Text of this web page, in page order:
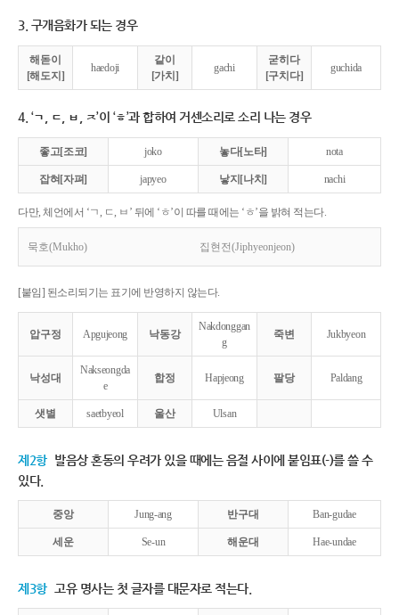
3. 구개음화가 되는 경우
해돋이
[해도지]
haedoji
같이
[가치]
gachi
굳히다
[구치다]
guchida
4. ‘ㄱ, ㄷ, ㅂ, ㅈ’이 ‘ㅎ’과 합하여 거센소리로 소리 나는 경우
좋고[조코] joko 놓다[노타] nota
잡혀[자펴] japyeo 낳지[나치] nachi
다만, 체언에서 ‘ㄱ, ㄷ, ㅂ’ 뒤에 ‘ㅎ’이 따를 때에는 ‘ㅎ’을 밝혀 적는다.
묵호(Mukho) 집현전(Jiphyeonjeon)
[붙임] 된소리되기는 표기에 반영하지 않는다.
압구정 Apgujeong 낙동강
Nakdonggan
g
죽변 Jukbyeon
낙성대
Nakseongda
e
합정 Hapjeong 팔당 Paldang
샛별 saetbyeol 울산 Ulsan
제2항 발음상 혼동의 우려가 있을 때에는 음절 사이에 붙임표(-)를 쓸 수
있다.
중앙 Jung-ang 반구대 Ban-gudae
세운 Se-un 해운대 Hae-undae
제3항 고유 명사는 첫 글자를 대문자로 적는다.